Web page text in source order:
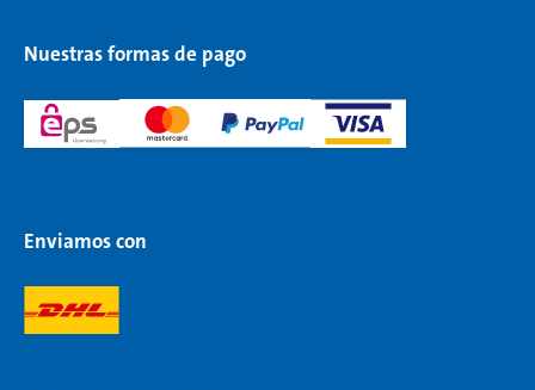
Nuestras formas de pago
Enviamos con